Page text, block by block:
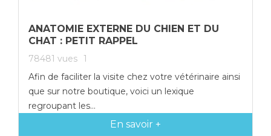
ANATOMIE EXTERNE DU CHIEN ET DU
CHAT : PETIT RAPPEL
78481 vues 1
Afin de faciliter la visite chez votre vétérinaire ainsi
que sur notre boutique, voici un lexique
regroupant les...
En savoir +